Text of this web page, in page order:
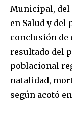
Municipal, del
en Salud y del
conclusión de
resultado del
poblacional
natalidad,
según acotó